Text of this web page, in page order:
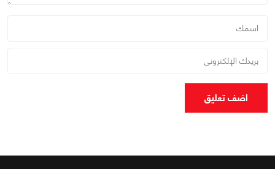
اضف تعليق